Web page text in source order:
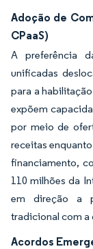
Adoção de
CPaaS)
A preferência
unificadas
para a
expõem
por meio de
receitas
financiamento,
110 milhões da
em direção a
tradicional com a
Acordos